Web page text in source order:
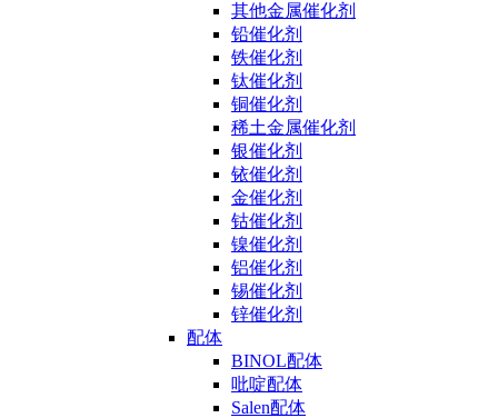
其他金属催化剂
铅催化剂
铁催化剂
钛催化剂
铜催化剂
稀土金属催化剂
银催化剂
铱催化剂
金催化剂
钴催化剂
镍催化剂
铝催化剂
锡催化剂
锌催化剂
配体
BINOL配体
吡啶配体
Salen配体